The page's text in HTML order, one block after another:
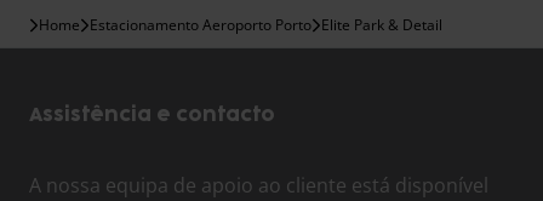
Home Estacionamento Aeroporto Porto Elite Park & Detail
Assistência e contacto
A nossa equipa de apoio ao cliente está disponível